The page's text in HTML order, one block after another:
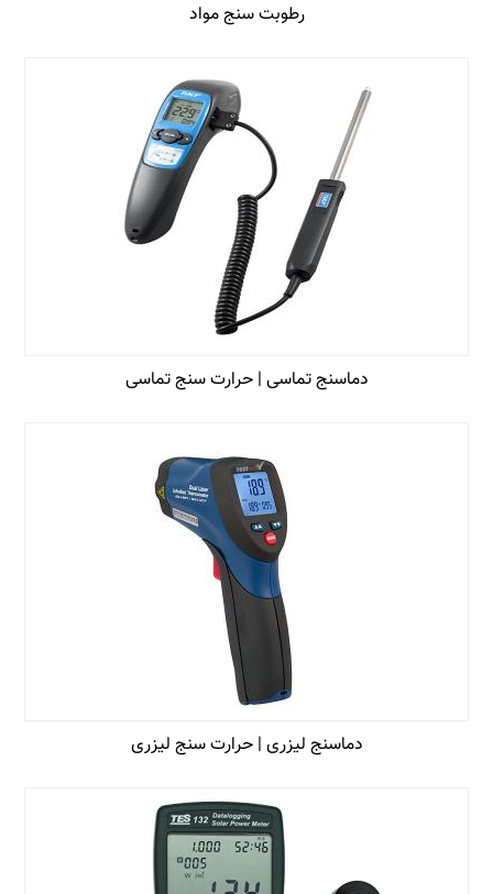
رطوبت سنج مواد
دماسنج تماسی | حرارت سنج تماسی
دماسنج لیزری | حرارت سنج لیزری